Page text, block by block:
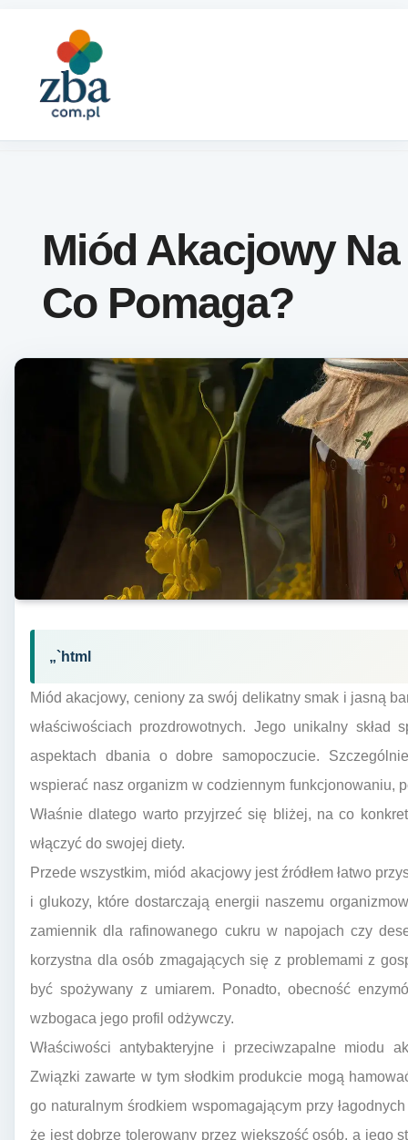
Miód Akacjowy Na
Co Pomaga?
„`html
Miód akacjowy, ceniony za swój delikatny smak i jasną
właściwościach prozdrowotnych. Jego unikalny
aspektach dbania o dobre samopoczucie.
wspierać nasz organizm w codziennym funkcjonowaniu,
Właśnie dlatego warto przyjrzeć się bliżej, na co
włączyć do swojej diety.
Przede wszystkim, miód akacjowy jest źródłem łatwo
i glukozy, które dostarczają energii naszemu
zamiennik dla rafinowanego cukru w napojach czy
korzystna dla osób zmagających się z problemami z
być spożywany z umiarem. Ponadto, obecność
wzbogaca jego profil odżywczy.
Właściwości antybakteryjne i przeciwzapalne miodu
Związki zawarte w tym słodkim produkcie mogą
go naturalnym środkiem wspomagającym przy
że jest dobrze tolerowany przez większość osób, a jego